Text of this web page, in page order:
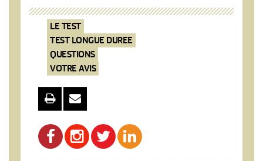
LE TEST
TEST LONGUE DUREE
QUESTIONS
VOTRE AVIS